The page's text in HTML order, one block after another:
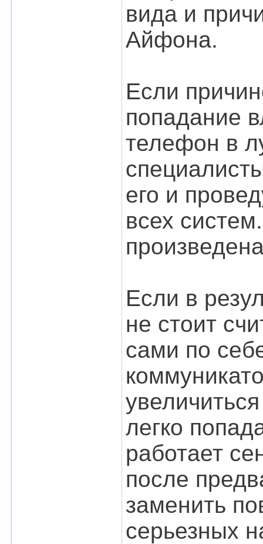
вида и
Айфона.
Если
попадание
телефон в
его и
всех
Если в
не стоит
сами по
легко
работает
после
заменить
серьезных